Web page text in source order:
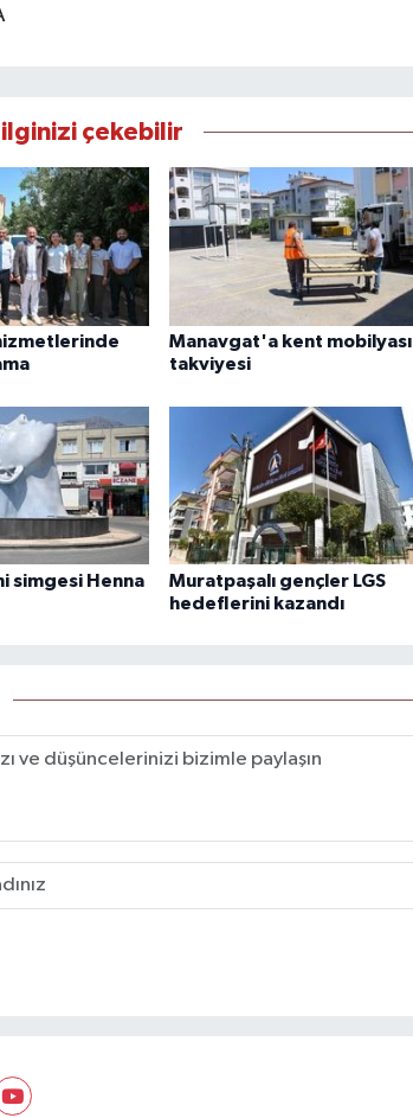
ilginizi çekebilir
Manavgat'a kent mobilyası
takviyesi
simgesi Henna
Muratpaşalı gençler LGS
hedeflerini kazandı